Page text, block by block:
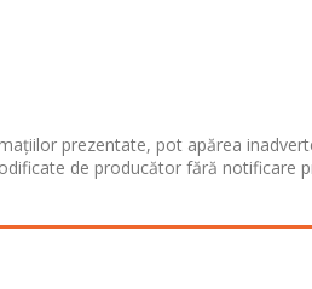
prezentate, pot apărea
de producător fără notificare